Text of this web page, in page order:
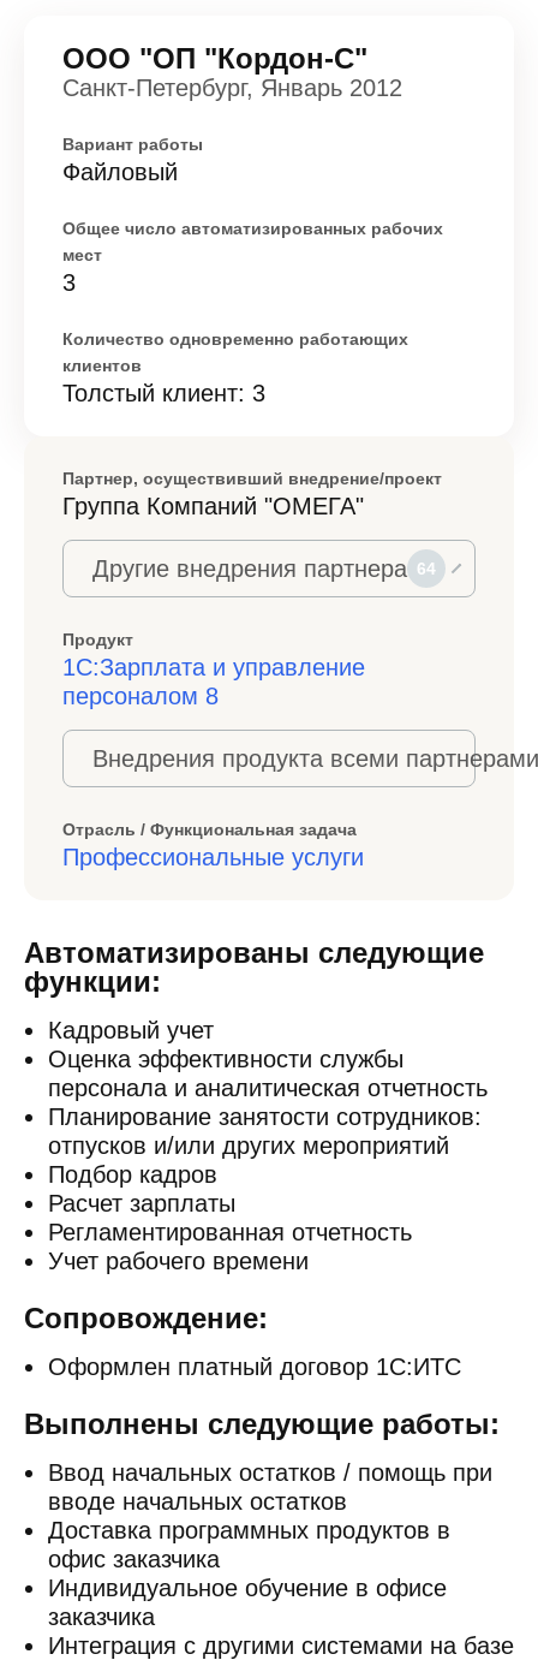
ООО "ОП "Кордон-С"
Санкт-Петербург, Январь 2012
Вариант работы
Файловый
Общее число автоматизированных рабочих
мест
3
Количество одновременно работающих
клиентов
Толстый клиент: 3
Партнер, осуществивший внедрение/проект
Группа Компаний "ОМЕГА"
Другие внедрения партнера 64
Продукт
1С:Зарплата и управление
персоналом 8
Внедрения продукта всеми
Отрасль / Функциональная задача
Профессиональные услуги
Автоматизированы следующие
функции:
Кадровый учет
Оценка эффективности службы
персонала и аналитическая отчетность
Планирование занятости сотрудников:
отпусков и/или других мероприятий
Подбор кадров
Расчет зарплаты
Регламентированная отчетность
Учет рабочего времени
Сопровождение:
Оформлен платный договор 1С:ИТС
Выполнены следующие работы:
Ввод начальных остатков / помощь при
вводе начальных остатков
Доставка программных продуктов в
офис заказчика
Индивидуальное обучение в офисе
заказчика
Интеграция с другими системами на базе